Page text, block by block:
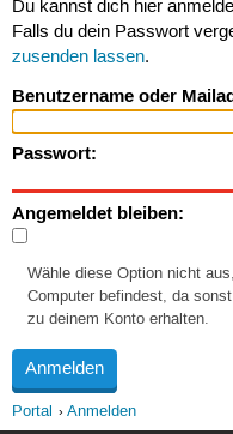
Du kannst dich hier
Falls du dein Passwort
zusenden lassen.
Benutzername oder
Passwort:
Angemeldet bleiben:
Wähle diese Option nicht
Computer befindest, da
zu deinem Konto erhalten.
Portal Anmelden